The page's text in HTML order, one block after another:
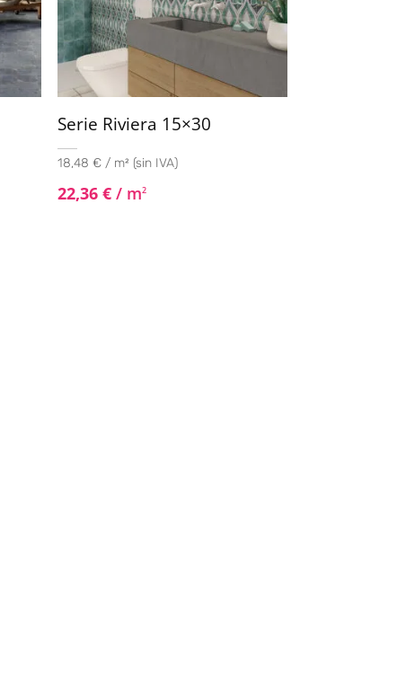
Serie Riviera 15×30
18,48 € / m² (sin IVA)
22,36 €/ m2